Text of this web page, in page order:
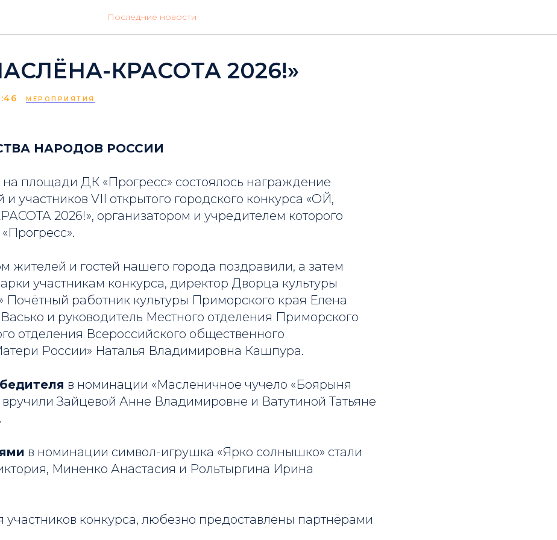
Последние новости
КРАСОТА 2026!»
МЕРОПРИЯТИЯ
НАРОДОВ РОССИИ
на площади ДК «Прогресс» состоялось награждение
и участников VII открытого городского конкурса «ОЙ,
2026!», организатором и учредителем которого
жителей и гостей нашего города поздравили, а затем
участникам конкурса, директор Дворца культуры
работник культуры Приморского края Елена
и руководитель Местного отделения Приморского
отделения Всероссийского общественного
России» Наталья Владимировна Кашпура.
в номинации «Масленичное чучело «Боярыня
Зайцевой Анне Владимировне и Ватутиной Татьяне
в номинации символ-игрушка «Ярко солнышко» стали
Миненко Анастасия и Рольтыргина Ирина
конкурса, любезно предоставлены партнёрами